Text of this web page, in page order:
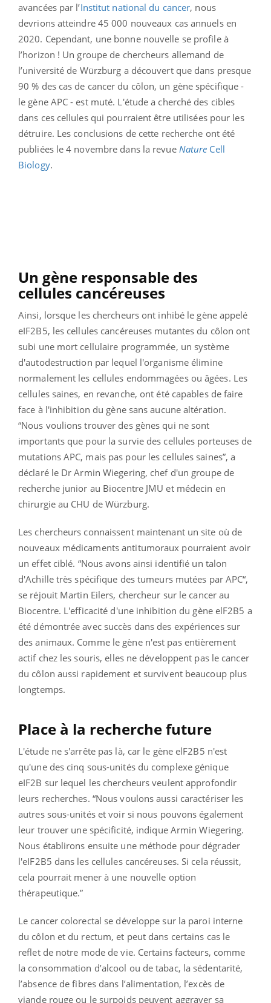
avancées par l’Institut national du cancer, nous
devrions atteindre 45 000 nouveaux cas annuels en
2020. Cependant, une bonne nouvelle se profile à
l’horizon ! Un groupe de chercheurs allemand de
l’université de Würzburg a découvert que dans presque
90 % des cas de cancer du côlon, un gène spécifique -
le gène APC - est muté. L'étude a cherché des cibles
dans ces cellules qui pourraient être utilisées pour les
détruire. Les conclusions de cette recherche ont été
publiées le 4 novembre dans la revue Nature Cell
Biology.
Un gène responsable des
cellules cancéreuses
Ainsi, lorsque les chercheurs ont inhibé le gène appelé
eIF2B5, les cellules cancéreuses mutantes du côlon ont
subi une mort cellulaire programmée, un système
d'autodestruction par lequel l'organisme élimine
normalement les cellules endommagées ou âgées. Les
cellules saines, en revanche, ont été capables de faire
face à l'inhibition du gène sans aucune altération.
“Nous voulions trouver des gènes qui ne sont
importants que pour la survie des cellules porteuses de
mutations APC, mais pas pour les cellules saines”, a
déclaré le Dr Armin Wiegering, chef d'un groupe de
recherche junior au Biocentre JMU et médecin en
chirurgie au CHU de Würzburg.
Les chercheurs connaissent maintenant un site où de
nouveaux médicaments antitumoraux pourraient avoir
un effet ciblé. “Nous avons ainsi identifié un talon
d'Achille très spécifique des tumeurs mutées par APC“,
se réjouit Martin Eilers, chercheur sur le cancer au
Biocentre. L'efficacité d'une inhibition du gène elF2B5 a
été démontrée avec succès dans des expériences sur
des animaux. Comme le gène n'est pas entièrement
actif chez les souris, elles ne développent pas le cancer
du côlon aussi rapidement et survivent beaucoup plus
longtemps.
Place à la recherche future
L'étude ne s'arrête pas là, car le gène elF2B5 n'est
qu'une des cinq sous-unités du complexe génique
eIF2B sur lequel les chercheurs veulent approfondir
leurs recherches. “Nous voulons aussi caractériser les
autres sous-unités et voir si nous pouvons également
leur trouver une spécificité, indique Armin Wiegering.
Nous établirons ensuite une méthode pour dégrader
l'eIF2B5 dans les cellules cancéreuses. Si cela réussit,
cela pourrait mener à une nouvelle option
thérapeutique.”
Le cancer colorectal se développe sur la paroi interne
du côlon et du rectum, et peut dans certains cas le
reflet de notre mode de vie. Certains facteurs, comme
la consommation d’alcool ou de tabac, la sédentarité,
l’absence de fibres dans l’alimentation, l’excès de
viande rouge ou le surpoids peuvent aggraver sa